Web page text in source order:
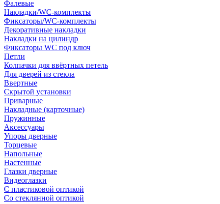
Фалевые
Накладки/WC-комплекты
Фиксаторы/WC-комплекты
Декоративные накладки
Накладки на цилиндр
Фиксаторы WC под ключ
Петли
Колпачки для ввёртных петель
Для дверей из стекла
Ввертные
Скрытой установки
Приварные
Накладные (карточные)
Пружинные
Аксессуары
Упоры дверные
Торцевые
Напольные
Настенные
Глазки дверные
Видеоглазки
С пластиковой оптикой
Со стеклянной оптикой